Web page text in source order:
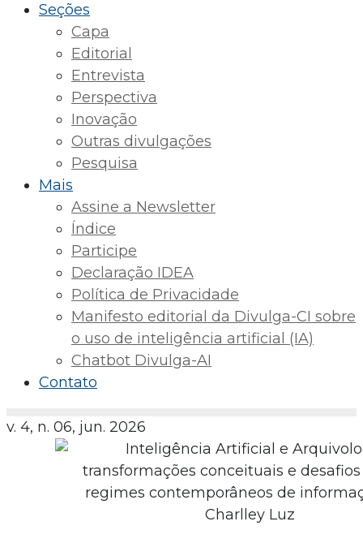
Seções
Capa
Editorial
Entrevista
Perspectiva
Inovação
Outras divulgações
Pesquisa
Mais
Assine a Newsletter
Índice
Participe
Declaração IDEA
Política de Privacidade
Manifesto editorial da Divulga-CI sobre
o uso de inteligência artificial (IA)
Chatbot Divulga-AI
Contato
v. 4, n. 06, jun. 2026